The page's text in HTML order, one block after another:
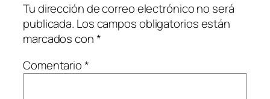
Tu dirección de correo electrónico no será
publicada. Los campos obligatorios están
marcados con*
Comentario*